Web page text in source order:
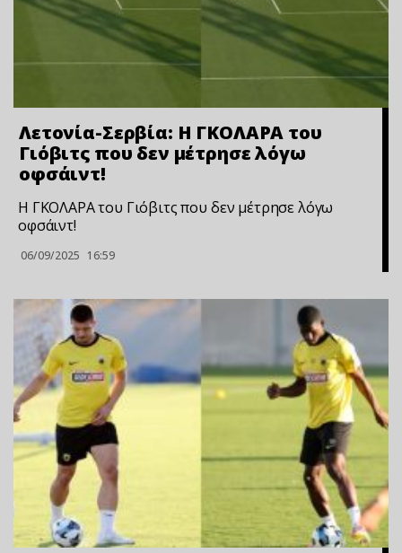
Λετονία-Σερβία: Η ΓΚΟΛΑΡΑ του
Γιόβιτς που δεν μέτρησε λόγω
οφσάιντ!
Η ΓΚΟΛΑΡΑ του Γιόβιτς που δεν μέτρησε λόγω
οφσάιντ!
06/09/2025 16:59